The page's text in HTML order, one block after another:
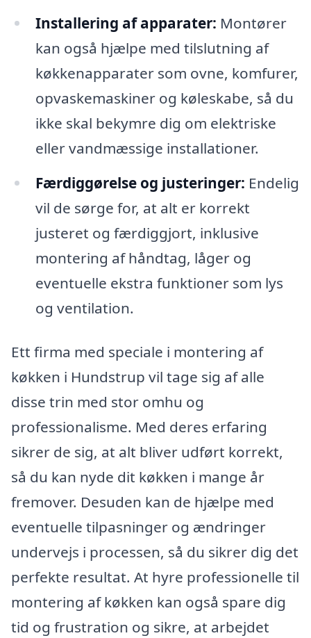
Installering af apparater: Montører
kan også hjælpe med tilslutning af
køkkenapparater som ovne, komfurer,
opvaskemaskiner og køleskabe, så du
ikke skal bekymre dig om elektriske
eller vandmæssige installationer.
Færdiggørelse og justeringer: Endelig
vil de sørge for, at alt er korrekt
justeret og færdiggjort, inklusive
montering af håndtag, låger og
eventuelle ekstra funktioner som lys
og ventilation.
Ett firma med speciale i montering af
køkken i Hundstrup vil tage sig af alle
disse trin med stor omhu og
professionalisme. Med deres erfaring
sikrer de sig, at alt bliver udført korrekt,
så du kan nyde dit køkken i mange år
fremover. Desuden kan de hjælpe med
eventuelle tilpasninger og ændringer
undervejs i processen, så du sikrer dig det
perfekte resultat. At hyre professionelle til
montering af køkken kan også spare dig
tid og frustration og sikre, at arbejdet